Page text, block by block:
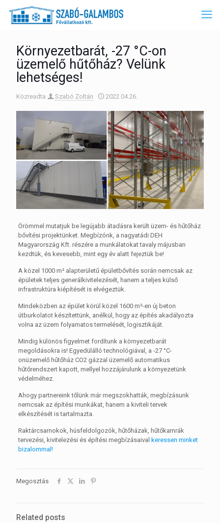
Környezetbarát, -27 °C-on
üzemelő hűtőház? Velünk
lehetséges!
Közreadta Szabó Zoltán 2022.04.26.
Örömmel mutatjuk be legújabb átadásra került üzem- és hűtőház
bővítési projektünket. Megbízónk, a nagyatádi DEH
Magyarország Kft. részére a munkálatokat tavaly májusban
kezdtük, és kevesebb, mint egy év alatt fejeztük be!
A közel 1000 m² alapterületű épületbővítés során nemcsak az
épületek teljes generálkivitelezését, hanem a teljes külső
infrastruktúra kiépítését is elvégeztük.
Mindeközben az épület körül közel 1600 m²-en új beton
útburkolatot készítettünk, anélkül, hogy az építés akadályozta
volna az üzem folyamatos termelését, logisztikáját.
Mindig különös figyelmet fordítunk a környezetbarát
megoldásokra is! Egyedülálló technológiával, a -27 °C-
onüzemelő hűtőház CO2 gázzal üzemelő automatikus
hűtőrendszert kapott, mellyel hozzájárulunk a környezetünk
védelméhez.
Ahogy partnereink tőlünk már megszokhatták, megbízásunk
nemcsak az építési munkákat, hanem a kiviteli tervek
elkészítését is tartalmazta.
Raktárcsarnokok, húsfeldolgozók, hűtőházak, hűtőkamrák
tervezési, kivitelezési és építési megbízásaival keressen minket
bizalommal!
Megosztás
Related posts